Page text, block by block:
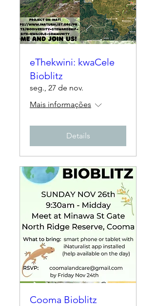
eThekwini: kwaCele
Bioblitz
seg., 27 de nov.
Mais informações
Details
Cooma Bioblitz